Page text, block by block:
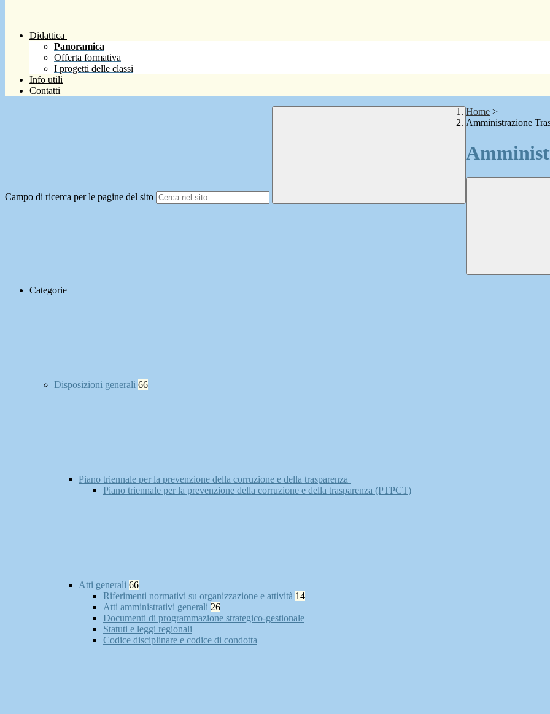
Didattica
Panoramica
Offerta formativa
I progetti delle classi
Info utili
Contatti
Campo di ricerca per le pagine del sito
Home >
Amministrazione
Categorie
Disposizioni generali 66
Piano triennale per la prevenzione della corruzione e della trasparenza
Piano triennale per la prevenzione della corruzione e della trasparenza (PTPCT)
Atti generali 66
Riferimenti normativi su organizzazione e attività 14
Atti amministrativi generali 26
Documenti di programmazione strategico-gestionale
Statuti e leggi regionali
Codice disciplinare e codice di condotta